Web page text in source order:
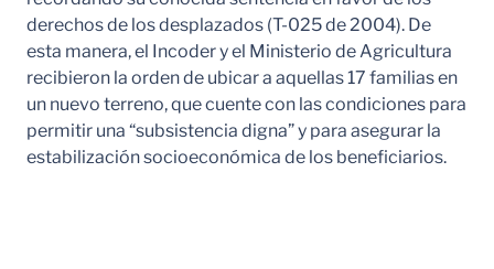
derechos de los desplazados (T-025 de 2004). De
esta manera, el Incoder y el Ministerio de Agricultura
recibieron la orden de ubicar a aquellas 17 familias en
un nuevo terreno, que cuente con las condiciones para
permitir una “subsistencia digna” y para asegurar la
estabilización socioeconómica de los beneficiarios.